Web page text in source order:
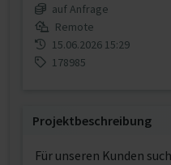
auf Anfrage
Remote
15.06.2026 15:29
178985
Projektbeschreibung
Für unseren Kunden